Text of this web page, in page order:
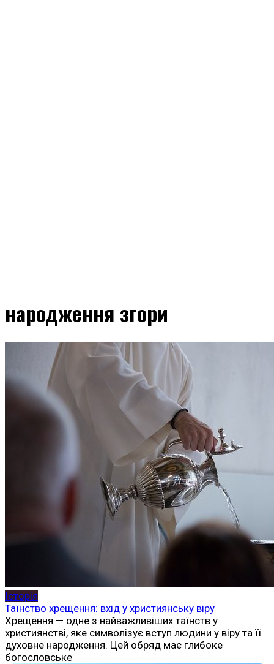
народження згори
Історія
Таїнство хрещення: вхід у християнську віру
Хрещення — одне з найважливіших таїнств у
християнстві, яке символізує вступ людини у віру та її
духовне народження. Цей обряд має глибоке
богословське